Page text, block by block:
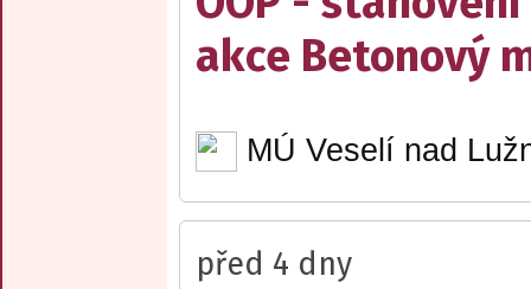
akce Betonový
MÚ Veselí nad
před 4 dny